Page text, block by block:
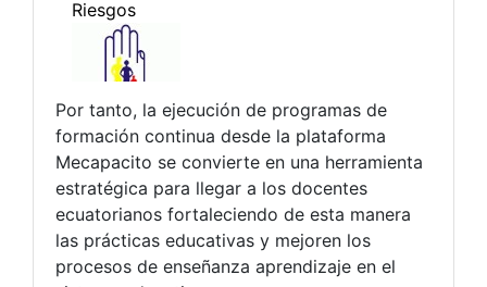
Por tanto, la ejecución de programas de
formación continua desde la plataforma
Mecapacito se convierte en una herramienta
estratégica para llegar a los docentes
ecuatorianos fortaleciendo de esta manera
las prácticas educativas y mejoren los
procesos de enseñanza aprendizaje en el